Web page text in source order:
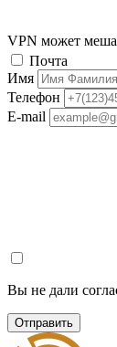
VPN может
Почта
Имя
Телефон
E-mail
Вы не дали
Отправить